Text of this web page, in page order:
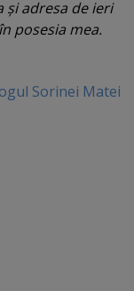
şi adresa de ieri
posesia mea.
Sorinei Matei